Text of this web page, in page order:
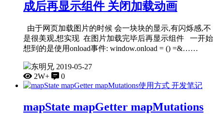
成后再显示组件 关闭加载动画
由于网页加载图片的时候 会一块块的显示,有闪烁感,不
是很美观,想实现 在图片加载完毕后再显示组件 一开始
想到的是使用onload事件: window.onload = () =&……
东明兄 2019-05-27
2W+
0
开发笔记
mapState mapGetter mapMutations